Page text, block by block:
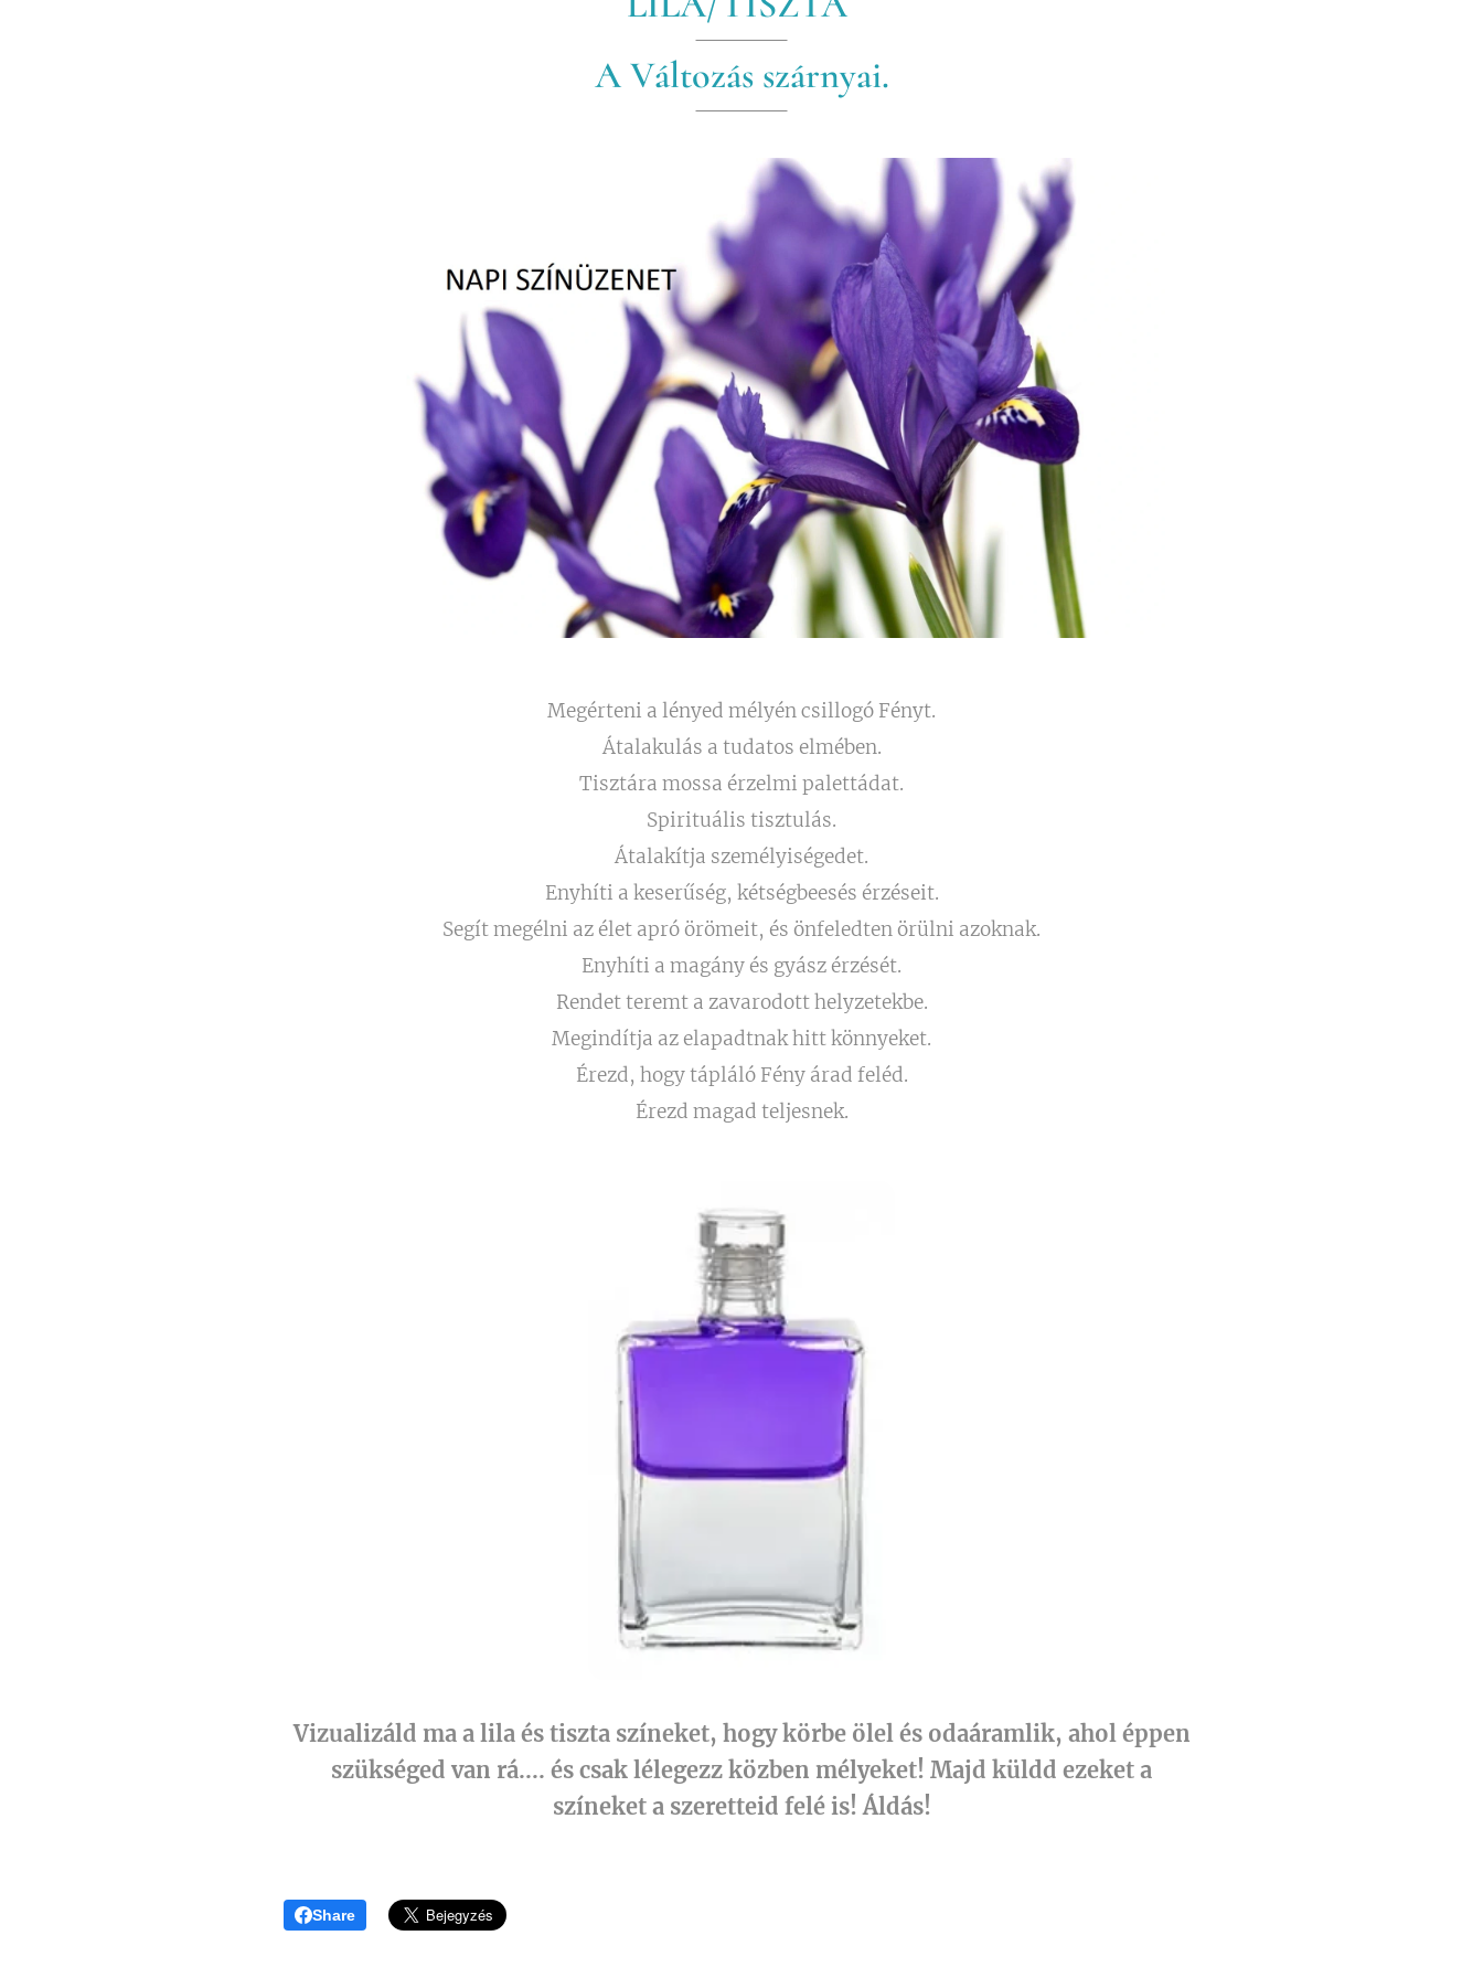
A Változás szárnyai.
Megérteni a lényed mélyén csillogó Fényt.
Átalakulás a tudatos elmében.
Tisztára mossa érzelmi palettádat.
Spirituális tisztulás.
Átalakítja személyiségedet.
Enyhíti a keserűség, kétségbeesés érzéseit.
Segít megélni az élet apró örömeit, és önfeledten örülni azoknak.
Enyhíti a magány és gyász érzését.
Rendet teremt a zavarodott helyzetekbe.
Megindítja az elapadtnak hitt könnyeket.
Érezd, hogy tápláló Fény árad feléd.
Érezd magad teljesnek.
Vizualizáld ma a lila és tiszta színeket, hogy körbe ölel és odaáramlik, ahol éppen
szükséged van rá.... és csak lélegezz közben mélyeket! Majd küldd ezeket a
színeket a szeretteid felé is! Áldás!
Share